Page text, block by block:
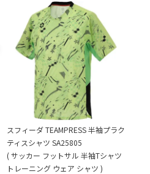
スフィーダ TEAMPRESS 半袖プラク
ティスシャツ SA25805
( サッカー フットサル 半袖Tシャツ
トレーニング ウェア シャツ )